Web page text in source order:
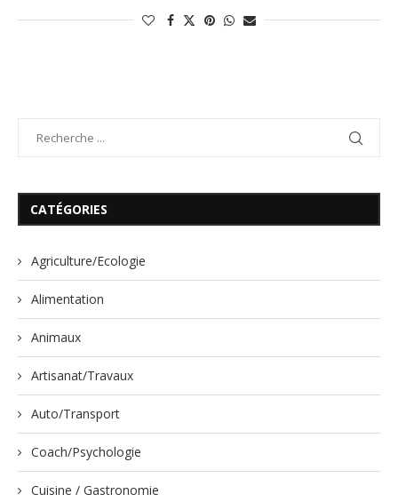
CATÉGORIES
Agriculture/Ecologie
Alimentation
Animaux
Artisanat/Travaux
Auto/Transport
Coach/Psychologie
Cuisine / Gastronomie